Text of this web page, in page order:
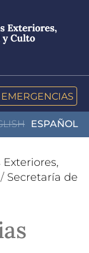
EMERGENCIAS
ESPAÑOL
/ Secretaría de